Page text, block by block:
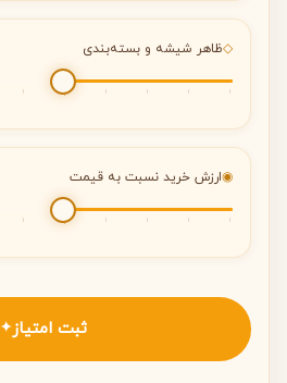
◇ظاهر شیشه و بسته‌بندی
◉ارزش خرید نسبت به قیمت
ثبت امتیاز✦